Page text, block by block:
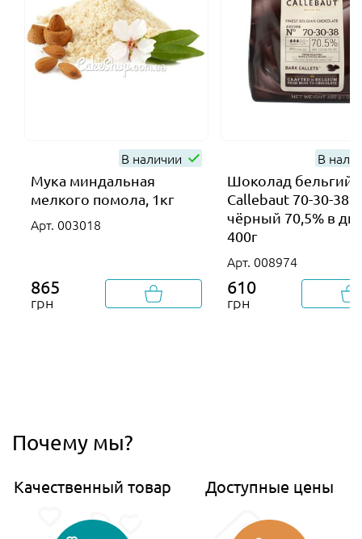
В наличии
Мука миндальная
мелкого помола, 1кг
Арт. 003018
865
грн
В
Шоколад
Callebaut 70-30-38
чёрный 70,5% в
400г
Арт. 008974
610
грн
Почему мы?
Качественный товар Доступные цены